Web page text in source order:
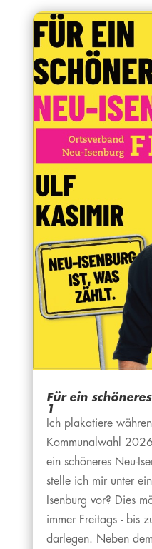
Für ein
1
Ich plakatiere
Kommunalwahl
ein schöneres Neu-
stelle ich mir unter
Isenburg vor? Dies
immer Freitags - bis
darlegen. Neben